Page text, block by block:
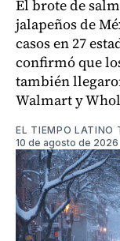
El brote de
jalapeños de
casos en 27
confirmó que
también
Walmart y
EL TIEMPO LATINO
10 de agosto de 2026